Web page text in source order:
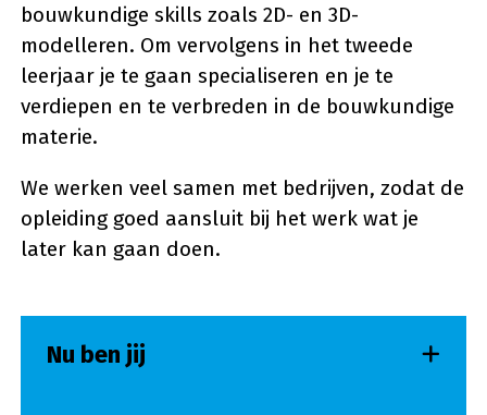
bouwkundige skills zoals 2D- en 3D-
modelleren. Om vervolgens in het tweede
leerjaar je te gaan specialiseren en je te
verdiepen en te verbreden in de bouwkundige
materie.
We werken veel samen met bedrijven, zodat de
opleiding goed aansluit bij het werk wat je
later kan gaan doen.
Nu ben jij